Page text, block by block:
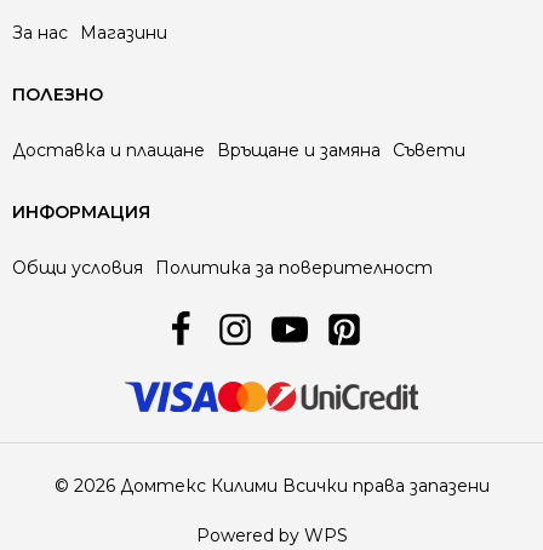
За нас Магазини
ПОЛЕЗНО
Доставка и плащане Връщане и замяна Съвети
ИНФОРМАЦИЯ
Общи условия Политика за поверителност
© 2026 Домтекс Килими Всички права запазени
Powered by WPS